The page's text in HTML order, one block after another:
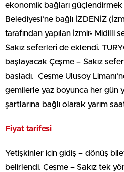
ekonomik bağları
Belediyesi’ne bağlı İZDENİZ
tarafından yapılan İzmir- Midilli
Sakız seferleri de eklendi.
başlayacak Çeşme – Sakız
başladı. Çeşme Ulusoy
gemilerle yaz boyunca her gün
şartlarına bağlı olarak yarım
Fiyat tarifesi
Yetişkinler için gidiş – dönüş
belirlendi. Çeşme – Sakız tek